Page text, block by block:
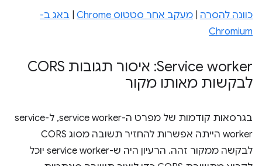
כוונה להסרה מעקב אחר סטטוס Chrome
באג ב-
Chromium
Service worker: איסור תגובות CORS
לבקשות מאותו מקור
בגרסאות קודמות של מפרט ה-service worker, ל-service
worker הייתה אפשרות להחזיר תשובה מסוג CORS
לבקשה ממקור זהה. הרעיון היה ש-service worker יוכל